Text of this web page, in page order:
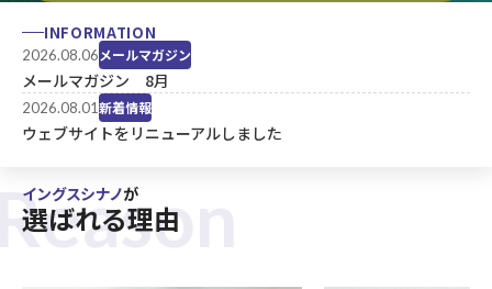
INFORMATION
2026.08.06メールマガジン
メールマガジン 8月
2026.08.01新着情報
ウェブサイトをリニューアルしました
イングスシナノが
選ばれる理由